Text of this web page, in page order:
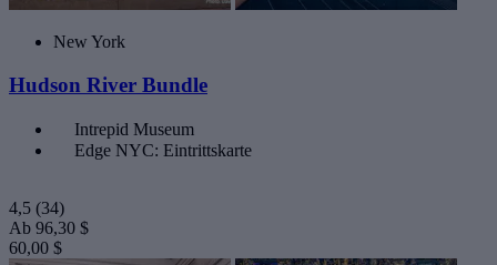
New York
Hudson River Bundle
Intrepid Museum
Edge NYC: Eintrittskarte
4,5 (34)
Ab 96,30 $
60,00 $